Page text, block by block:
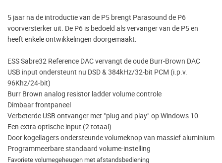
5 jaar na de introductie van de P5 brengt Parasound de P6
voorversterker uit. De P6 is bedoeld als vervanger van de P5 en
heeft enkele ontwikkelingen doorgemaakt:
ESS Sabre32 Reference DAC vervangt de oude Burr-Brown DAC
USB input ondersteunt nu DSD & 384kHz/32-bit PCM (i.p.v.
96Khz/24-bit)
Burr Brown analog resistor ladder volume controle
Dimbaar frontpaneel
Verbeterde USB ontvanger met "plug and play" op Windows 10
Een extra optische input (2 totaal)
Door kogellagers ondersteunde volumeknop van massief aluminium
Programmeerbare standaard volume-instelling
Favoriete volumegeheugen met afstandsbediening